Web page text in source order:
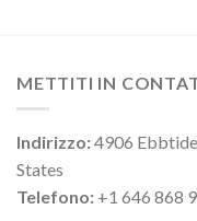
METTITI IN
Indirizzo:4906
States
Telefono: +1 646 868